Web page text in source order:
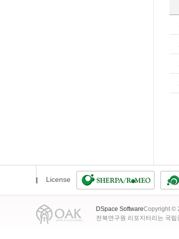
License
DSpace SoftwareCopyright ©
전북연구원 리포지터리는 국